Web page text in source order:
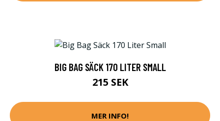
BIG BAG SÄCK 170 LITER SMALL
215 SEK
MER INFO!